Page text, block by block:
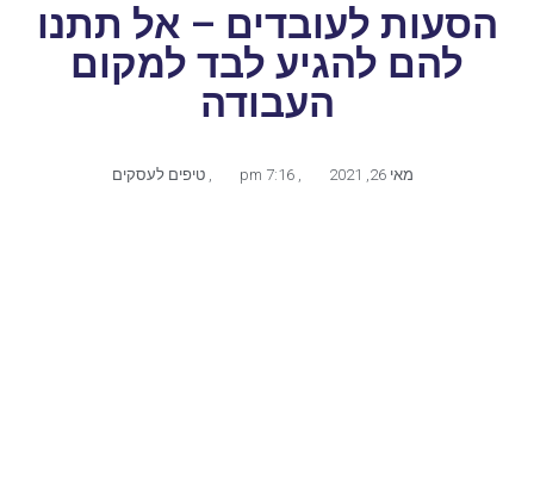
הסעות לעובדים – אל תתנו
להם להגיע לבד למקום
העבודה
מאי 26, 2021 ,
7:16 pm
, טיפים לעסקים